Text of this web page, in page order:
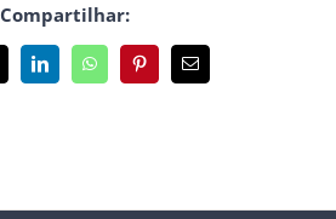
Compartilhar:
LinkedInWhatsAppPinterest
E-
mail